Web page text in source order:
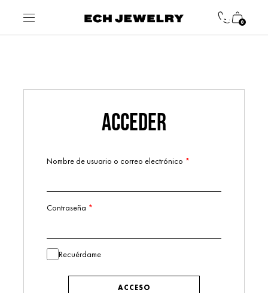
0
ACCEDER
Nombre de usuario o correo electrónico *
Obligatorio
Contraseña *
Obligatorio
Recuérdame
ACCESO